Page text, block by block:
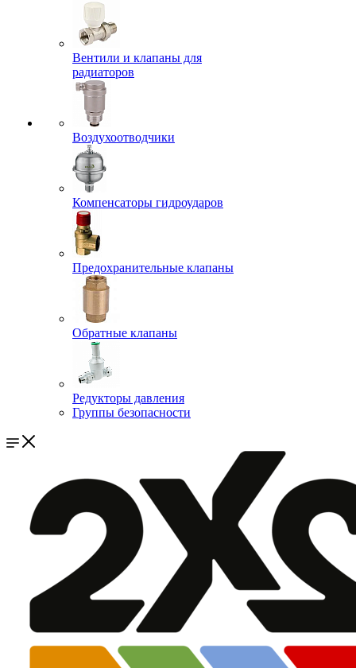
Вентили и клапаны для
радиаторов
Воздухоотводчики
Компенсаторы гидроударов
Предохранительные клапаны
Обратные клапаны
Редукторы давления
Группы безопасности